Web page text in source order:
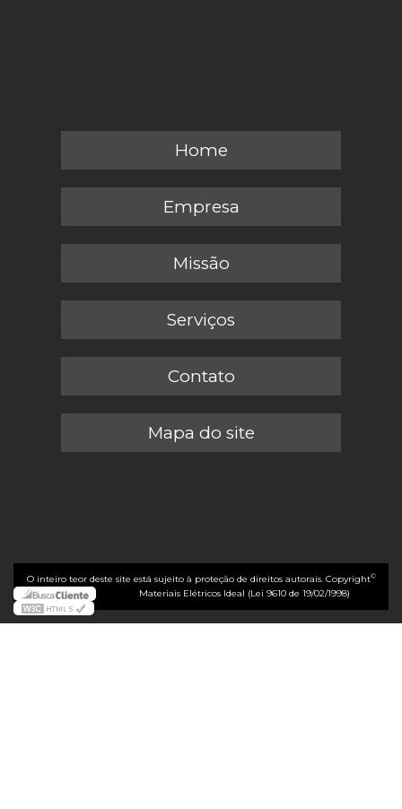
Home
Empresa
Missão
Serviços
Contato
Mapa do site
O inteiro teor deste site está sujeito à proteção de direitos autorais. Copyright©
Materiais Elétricos Ideal (Lei 9610 de 19/02/1998)